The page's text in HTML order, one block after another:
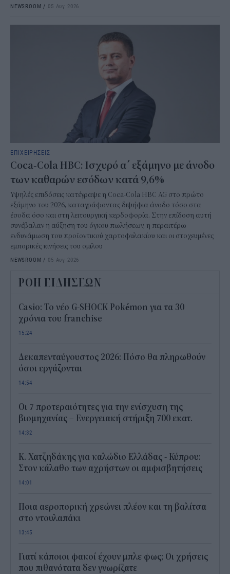
NEWSROOM / 05 Αυγ 2026
ΕΠΙΧΕΙΡΗΣΕΙΣ
Coca-Cola HBC: Ισχυρό α΄ εξάμηνο με άνοδο
των καθαρών εσόδων κατά 9,6%
Υψηλές επιδόσεις κατέγραψε η Coca-Cola HBC AG στο πρώτο
εξάμηνο του 2026, καταγράφοντας διψήφια άνοδο τόσο στα
έσοδα όσο και στη λειτουργική κερδοφορία. Στην επίδοση αυτή
συνέβαλαν η αύξηση του όγκου πωλήσεων, η περαιτέρω
ενδυνάμωση του προϊοντικού χαρτοφυλακίου και οι στοχευμένες
εμπορικές κινήσεις του ομίλου
NEWSROOM / 05 Αυγ 2026
ΡΟΗ ΕΙΔΗΣΕΩΝ
Casio: Το νέο G-SHOCK Pokémon για τα 30
χρόνια του franchise
15:24
Δεκαπενταύγουστος 2026: Πόσο θα πληρωθούν
όσοι εργάζονται
14:54
Οι 7 προτεραιότητες για την ενίσχυση της
βιομηχανίας – Ενεργειακή στήριξη 700 εκατ.
14:32
Κ. Χατζηδάκης για καλώδιο Ελλάδας - Κύπρου:
Στον κάλαθο των αχρήστων οι αμφισβητήσεις
14:01
Ποια αεροπορική χρεώνει πλέον και τη βαλίτσα
στο ντουλαπάκι
13:45
Γιατί κάποιοι φακοί έχουν μπλε φως; Οι χρήσεις
που πιθανότατα δεν γνωρίζατε